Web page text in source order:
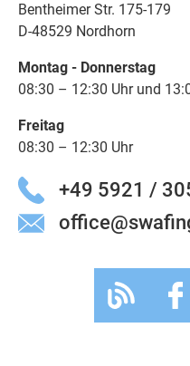
Bentheimer Str. 175-179
D-48529 Nordhorn
Montag - Donnerstag
08:30 – 12:30 Uhr und
Freitag
08:30 – 12:30 Uhr
+49 5921 /